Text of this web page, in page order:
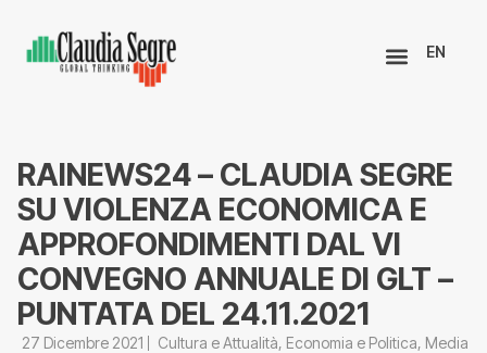
EN
RAINEWS24 – CLAUDIA SEGRE
SU VIOLENZA ECONOMICA E
APPROFONDIMENTI DAL VI
CONVEGNO ANNUALE DI GLT –
PUNTATA DEL 24.11.2021
27 Dicembre 2021 Cultura e Attualità, Economia e Politica, Media